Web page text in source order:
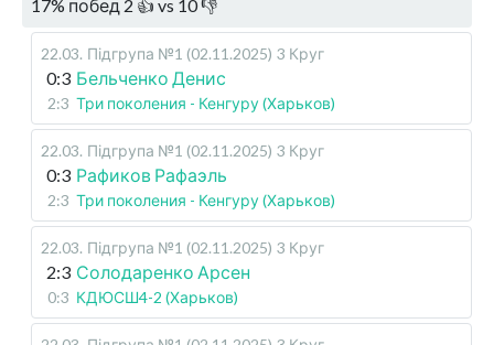
17% побед 2 👍 vs 10👎
22.03. Підгрупа №1 (02.11.2025) 3 Круг
0:3 Бельченко Денис
2:3 Три поколения - Кенгуру (Харьков)
22.03. Підгрупа №1 (02.11.2025) 3 Круг
0:3 Рафиков Рафаэль
2:3 Три поколения - Кенгуру (Харьков)
22.03. Підгрупа №1 (02.11.2025) 3 Круг
2:3 Солодаренко Арсен
0:3 КДЮСШ4-2 (Харьков)